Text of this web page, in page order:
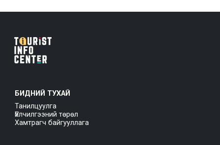
БИДНИЙ ТУХАЙ
Танилцуулга
Үйлчилгээний төрөл
Хамтрагч байгууллага